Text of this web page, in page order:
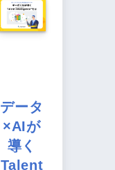
データ
×AIが
導く
Talent